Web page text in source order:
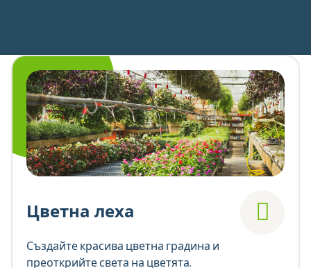
Цветна леха
Създайте красива цветна градина и
преоткрийте света на цветята.